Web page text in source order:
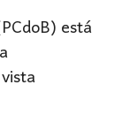
está